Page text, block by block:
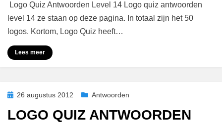
Quiz
Antwoorden
Level
Logo Quiz Antwoorden Level 14 Logo quiz antwoorden
level 14 ze staan op deze pagina. In totaal zijn het 50
logos. Kortom, Logo Quiz heeft…
Lees meer
Geplaatst
26 augustus 2012 Antwoorden
LOGO QUIZ ANTWOORDEN